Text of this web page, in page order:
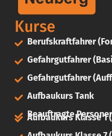
Kurse
Berufskraftfahrer
Gefahrgutfahrer
Gefahrgutfahrer
Aufbaukurs Tank
Beauftragte
Aufbaukurs Klasse